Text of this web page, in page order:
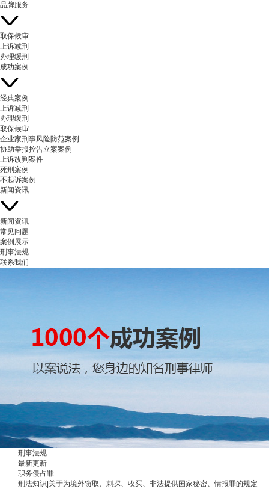
品牌服务
取保候审
上诉减刑
办理缓刑
成功案例
经典案例
上诉减刑
办理缓刑
取保候审
企业家刑事风险防范案例
协助举报控告立案案例
上诉改判案件
死刑案例
不起诉案例
新闻资讯
新闻资讯
常见问题
案例展示
刑事法规
联系我们
刑事法规
最新更新
职务侵占罪
刑法知识|关于为境外窃取、刺探、收买、非法提供国家秘密、情报罪的规定